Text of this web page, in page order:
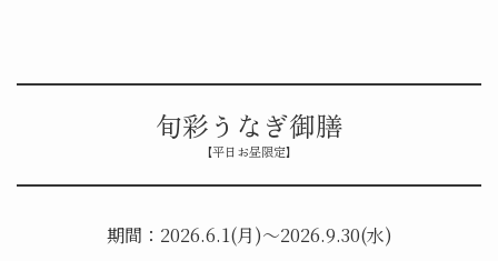
旬彩うなぎ御膳
期間：2026.6.1(月)〜2026.9.30(水)